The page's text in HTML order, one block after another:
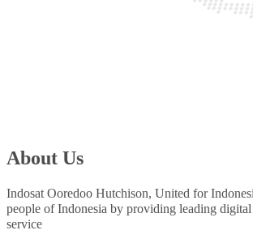
About Us
Indosat Ooredoo Hutchison, United for
people of Indonesia by providing leading
service